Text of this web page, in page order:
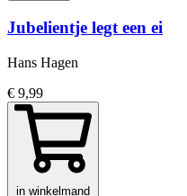
Jubelientje legt een ei
Hans Hagen
€ 9,99
in winkelmand